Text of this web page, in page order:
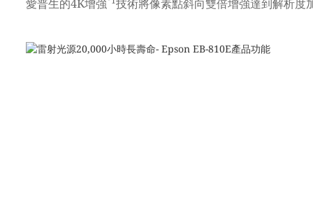
愛普生的4K增強 技術將像素點斜向雙倍增強達到解析度